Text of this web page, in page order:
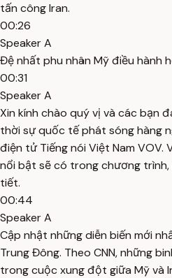
tấn công Iran.
00:26
Speaker A
Đệ nhất phu nhân Mỹ điều hành
00:31
Speaker A
Xin kính chào quý vị và các bạn
thời sự quốc tế phát sóng hàng
điện tử Tiếng nói Việt Nam VOV.
nổi bật sẽ có trong chương
tiết.
00:44
Speaker A
Cập nhật những diễn biến mới
Trung Đông. Theo CNN, những
trong cuộc xung đột giữa Mỹ và